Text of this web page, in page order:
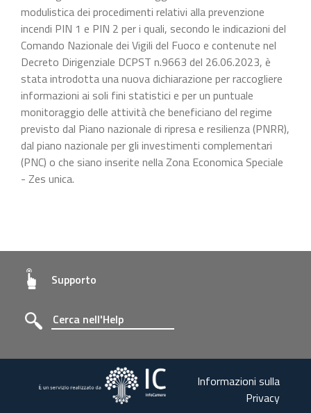
modulistica dei procedimenti relativi alla prevenzione
incendi PIN 1 e PIN 2 per i quali, secondo le indicazioni del
Comando Nazionale dei Vigili del Fuoco e contenute nel
Decreto Dirigenziale DCPST n.9663 del 26.06.2023, è
stata introdotta una nuova dichiarazione per raccogliere
informazioni ai soli fini statistici e per un puntuale
monitoraggio delle attività che beneficiano del regime
previsto dal Piano nazionale di ripresa e resilienza (PNRR),
dal piano nazionale per gli investimenti complementari
(PNC) o che siano inserite nella Zona Economica Speciale
- Zes unica.
Supporto
Informazioni sulla
Privacy